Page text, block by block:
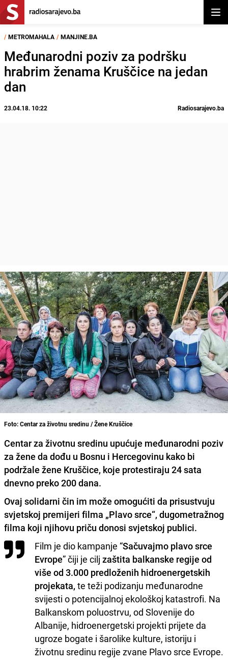
/ METROMAHALA / MANJINE.BA
Međunarodni poziv za podršku
hrabrim ženama Kruščice na jedan
dan
23.04.18. 10:22 Radiosarajevo.ba
Foto: Centar za životnu sredinu / Žene Kruščice
Centar za životnu sredinu upućuje međunarodni poziv
za žene da dođu u Bosnu i Hercegovinu kako bi
podržale žene Kruščice, koje protestiraju 24 sata
dnevno preko 200 dana.
Ovaj solidarni čin im može omogućiti da prisustvuju
svjetskoj premijeri filma „Plavo srce“, dugometražnog
filma koji njihovu priču donosi svjetskoj publici.
Film je dio kampanje “Sačuvajmo plavo srce
Evrope” čiji je cilj zaštita balkanske regije od
više od 3.000 predloženih hidroenergetskih
projekata, te teži podizanju međunarodne
svijesti o potencijalnoj ekološkoj katastrofi. Na
Balkanskom poluostrvu, od Slovenije do
Albanije, hidroenergetski projekti prijete da
ugroze bogate i šarolike kulture, istoriju i
životnu sredinu regije zvane Plavo srce Evrope.